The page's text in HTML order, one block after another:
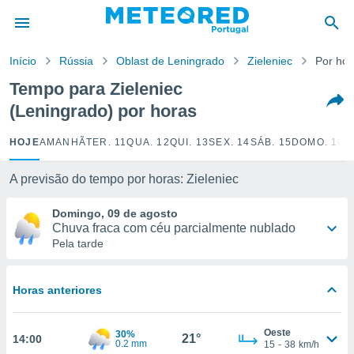
da
foi
para
fornecidas
a este
e
digital
ou
Início Rússia Oblast de Leningrado Zieleniec Por
Tempo para Zieleniec
(Leningrado) por horas
HOJEAMANHÃTER. 11QUA. 12QUI. 13SEX. 14SÁB. 15 DOMO. 16
A previsão do tempo por horas: Zieleniec
Domingo, 09 de agosto
Chuva fraca com céu parcialmente nublado
Pela tarde
Horas anteriores
14:00
30%
0.2 mm
21°
Oeste
15 - 38 km/h